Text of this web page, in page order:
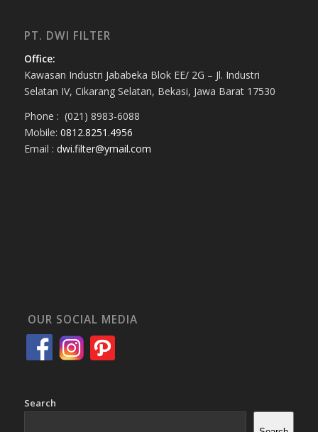
PT. DWI FILTER
Office:
Kawasan Industri Jababeka Blok EE/ 2G – Jl. Industri
Selatan IV, Cikarang Selatan, Bekasi, Jawa Barat 17530
Phone : (021) 8983-6088
Mobile: 0812.8251.4956
Email : dwi.filter@ymail.com
OUR SOCIAL MEDIA
Search